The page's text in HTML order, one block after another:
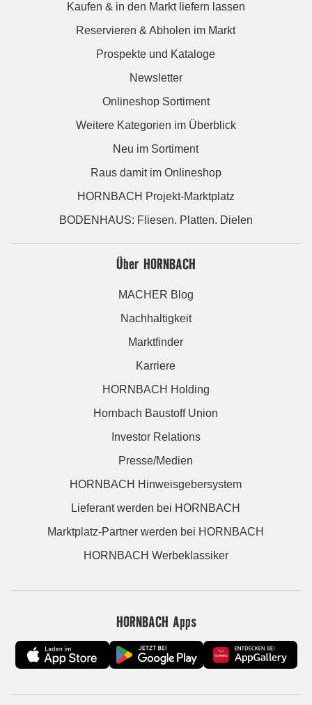
Kaufen & in den Markt liefern lassen
Reservieren & Abholen im Markt
Prospekte und Kataloge
Newsletter
Onlineshop Sortiment
Weitere Kategorien im Überblick
Neu im Sortiment
Raus damit im Onlineshop
HORNBACH Projekt-Marktplatz
BODENHAUS: Fliesen. Platten. Dielen
Über HORNBACH
MACHER Blog
Nachhaltigkeit
Marktfinder
Karriere
HORNBACH Holding
Hornbach Baustoff Union
Investor Relations
Presse/Medien
HORNBACH Hinweisgebersystem
Lieferant werden bei HORNBACH
Marktplatz-Partner werden bei HORNBACH
HORNBACH Werbeklassiker
HORNBACH Apps